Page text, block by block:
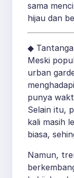
sama
hijau dan
◆
Meski
urban
punya
Selain itu,
kali masih
biasa,
Namun,